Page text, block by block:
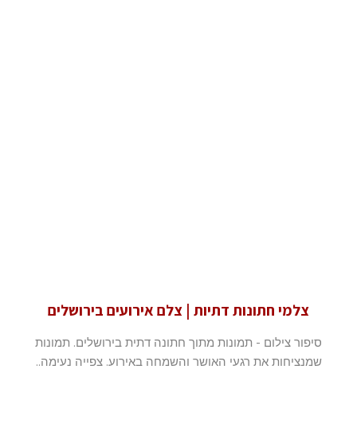
צלמי חתונות דתיות | צלם אירועים בירושלים
סיפור צילום - תמונות מתוך חתונה דתית בירושלים. תמונות
שמנציחות את רגעי האושר והשמחה באירוע. צפייה נעימה..